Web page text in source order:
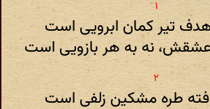
هدف تیر کمان ابرویی است
نه به هر بازویی است
طره مشکین زلفی است